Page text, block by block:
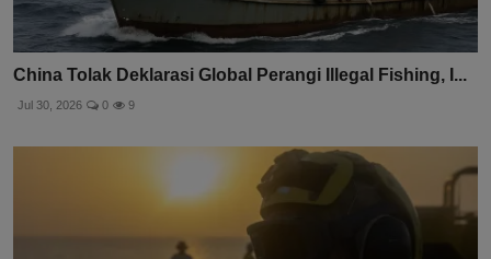
China Tolak Deklarasi Global Perangi Illegal Fishing, I...
Jul 30, 2026 0 9